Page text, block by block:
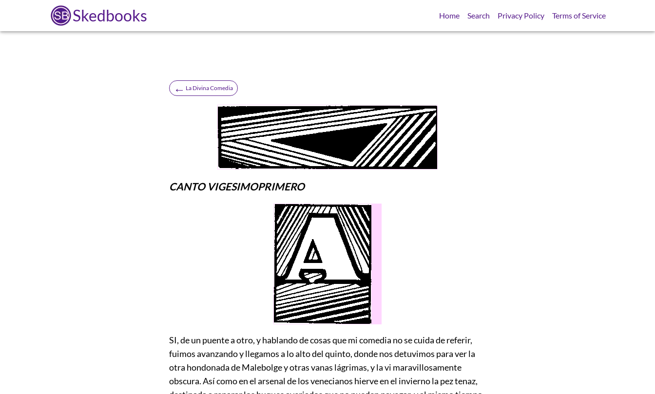
Skedbooks Home Search Privacy Policy Terms of Service
← La Divina Comedia
CANTO VIGESIMOPRIMERO
SI, de un puente a otro, y hablando de cosas que mi comedia no se cuida de referir,
fuimos avanzando y llegamos a lo alto del quinto, donde nos detuvimos para ver la
otra hondonada de Malebolge y otras vanas lágrimas, y la vi maravillosamente
obscura. Así como en el arsenal de los venecianos hierve en el invierno la pez tenaz,